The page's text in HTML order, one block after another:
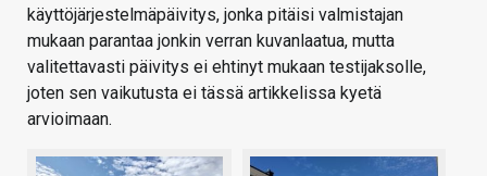
käyttöjärjestelmäpäivitys, jonka pitäisi valmistajan
mukaan parantaa jonkin verran kuvanlaatua, mutta
valitettavasti päivitys ei ehtinyt mukaan testijaksolle,
joten sen vaikutusta ei tässä artikkelissa kyetä
arvioimaan.